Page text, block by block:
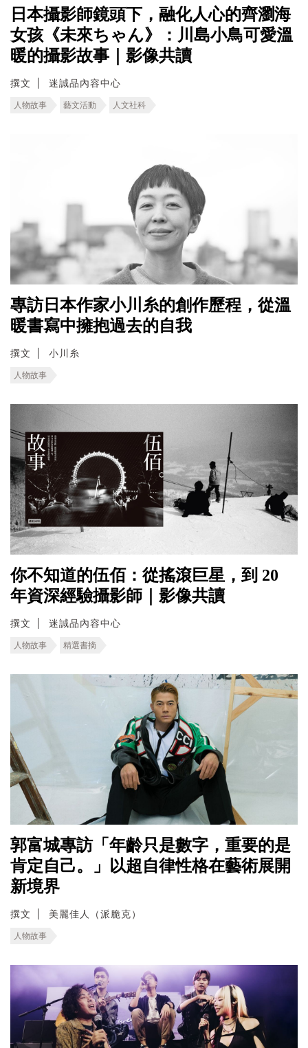
日本攝影師鏡頭下，融化人心的齊瀏海
女孩《未來ちゃん》：川島小鳥可愛溫
暖的攝影故事｜影像共讀
撰文 迷誠品內容中心
人物故事 藝文活動 人文社科
專訪日本作家小川糸的創作歷程，從溫
暖書寫中擁抱過去的自我
撰文 小川糸
人物故事
你不知道的伍佰：從搖滾巨星，到 20
年資深經驗攝影師｜影像共讀
撰文 迷誠品內容中心
人物故事 精選書摘
郭富城專訪「年齡只是數字，重要的是
肯定自己。」以超自律性格在藝術展開
新境界
撰文 美麗佳人（派脆克）
人物故事